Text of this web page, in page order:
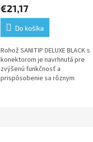
€21,17
Do košíka
Rohož SANITIP DELUXE BLACK s
konektorom je navrhnutá pre
zvýšenú funkčnosť a
prispôsobenie sa rôznym